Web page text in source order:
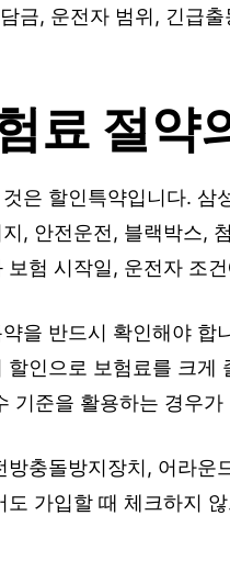
금, 운전자 범위, 긴급
료 절약
은 할인특약입니다. 삼
, 안전운전, 블랙박스,
험 시작일, 운전자 조
을 반드시 확인해야 합
인으로 보험료를 크게
기준을 활용하는 경우가
충돌방지장치, 어라운
가입할 때 체크하지